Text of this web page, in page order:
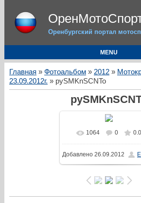
Оренбургский портал
MENU
Главная » Фотоальбом» 2012»
23.09.2012г. » pySMKnSCNTo
1064 0 0.0
Добавлено26.09.2012